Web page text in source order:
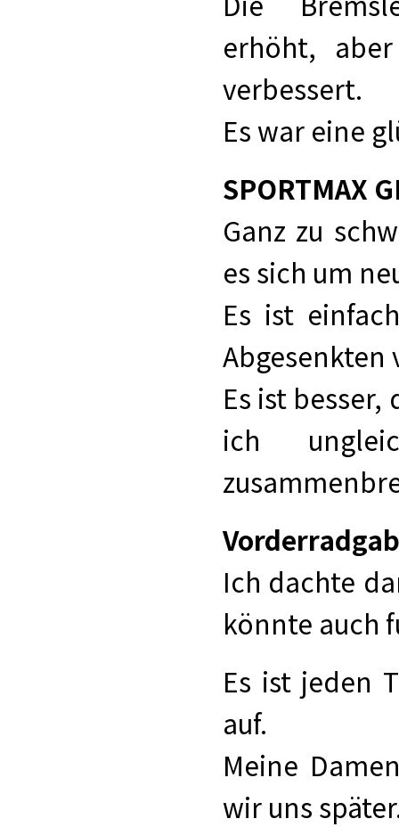
erhöht,
verbessert.
Es war eine
SPORTMAX
Ganz zu
es sich um
Es ist
Abgesenkten
Es ist
ich
Ich dachte
könnte auch
Es ist jeden
auf.
Meine
wir uns